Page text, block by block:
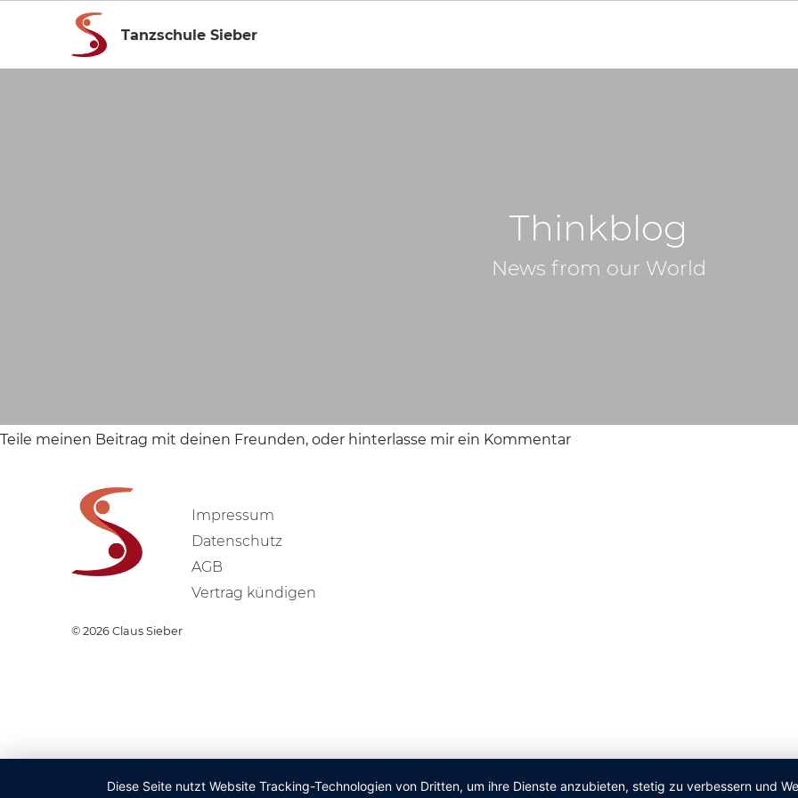
Tanzschule Sieber
Thinkblog
News from our World
Teile meinen Beitrag mit deinen Freunden, oder hinterlasse mir ein Kommentar
Impressum
Datenschutz
AGB
Vertrag kündigen
© 2026 Claus Sieber
Diese Seite nutzt Website Tracking-Technologien von Dritten, um ihre Dienste anzubieten, stetig zu verbessern und